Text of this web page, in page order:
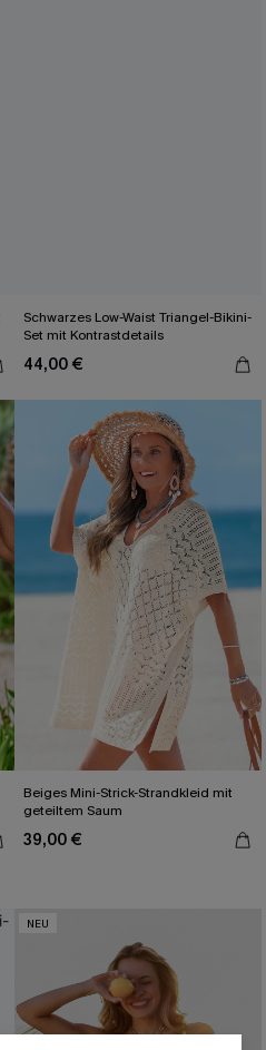
Schwarzes Low-Waist Triangel-Bikini-
Set mit Kontrastdetails
44,00 €
Beiges Mini-Strick-Strandkleid mit
geteiltem Saum
39,00 €
NEU